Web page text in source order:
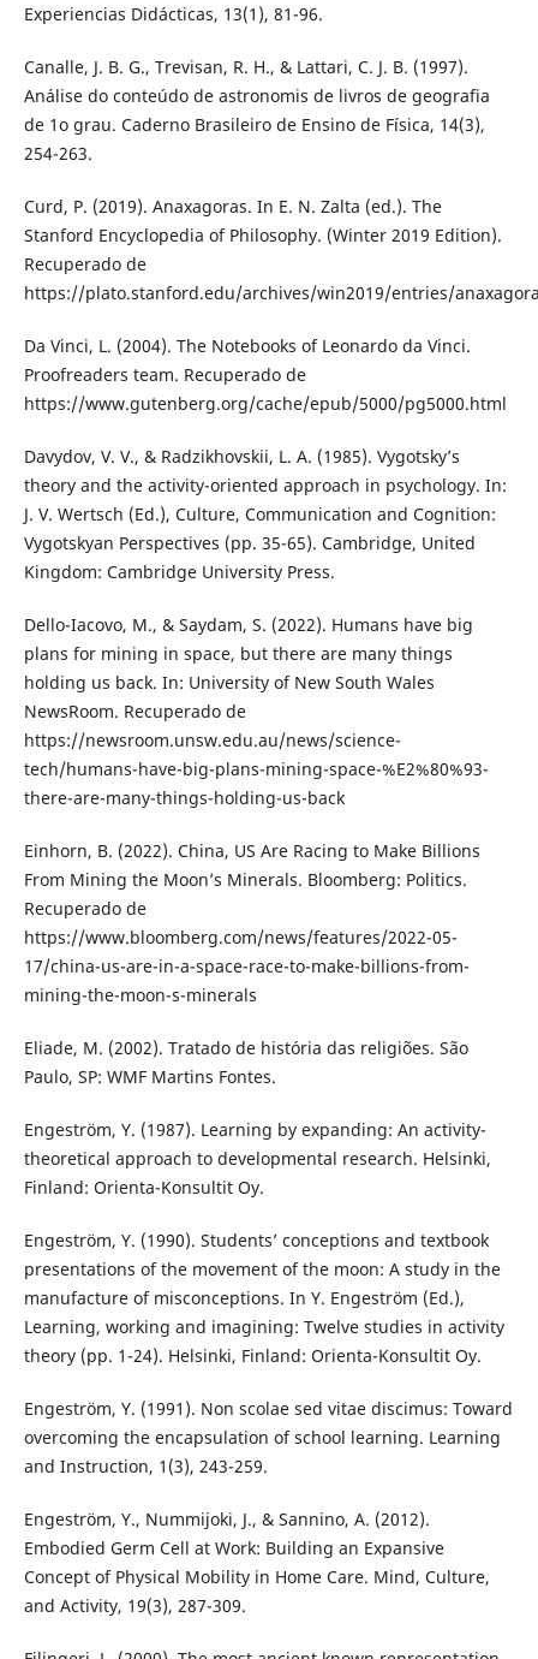
Experiencias Didácticas, 13(1), 81-96.
Canalle, J. B. G., Trevisan, R. H., & Lattari, C. J. B. (1997).
Análise do conteúdo de astronomis de livros de geografia
de 1o grau. Caderno Brasileiro de Ensino de Física, 14(3),
254-263.
Curd, P. (2019). Anaxagoras. In E. N. Zalta (ed.). The
Stanford Encyclopedia of Philosophy. (Winter 2019 Edition).
Recuperado de
https://plato.stanford.edu/archives/win2019/entries/
Da Vinci, L. (2004). The Notebooks of Leonardo da Vinci.
Proofreaders team. Recuperado de
https://www.gutenberg.org/cache/epub/5000/pg5000.html
Davydov, V. V., & Radzikhovskii, L. A. (1985). Vygotsky’s
theory and the activity-oriented approach in psychology. In:
J. V. Wertsch (Ed.), Culture, Communication and Cognition:
Vygotskyan Perspectives (pp. 35-65). Cambridge, United
Kingdom: Cambridge University Press.
Dello-Iacovo, M., & Saydam, S. (2022). Humans have big
plans for mining in space, but there are many things
holding us back. In: University of New South Wales
NewsRoom. Recuperado de
https://newsroom.unsw.edu.au/news/science-
tech/humans-have-big-plans-mining-space-%E2%80%93-
there-are-many-things-holding-us-back
Einhorn, B. (2022). China, US Are Racing to Make Billions
From Mining the Moon’s Minerals. Bloomberg: Politics.
Recuperado de
https://www.bloomberg.com/news/features/2022-05-
17/china-us-are-in-a-space-race-to-make-billions-from-
mining-the-moon-s-minerals
Eliade, M. (2002). Tratado de história das religiões. São
Paulo, SP: WMF Martins Fontes.
Engeström, Y. (1987). Learning by expanding: An activity-
theoretical approach to developmental research. Helsinki,
Finland: Orienta-Konsultit Oy.
Engeström, Y. (1990). Students’ conceptions and textbook
presentations of the movement of the moon: A study in the
manufacture of misconceptions. In Y. Engeström (Ed.),
Learning, working and imagining: Twelve studies in activity
theory (pp. 1-24). Helsinki, Finland: Orienta-Konsultit Oy.
Engeström, Y. (1991). Non scolae sed vitae discimus: Toward
overcoming the encapsulation of school learning. Learning
and Instruction, 1(3), 243-259.
Engeström, Y., Nummijoki, J., & Sannino, A. (2012).
Embodied Germ Cell at Work: Building an Expansive
Concept of Physical Mobility in Home Care. Mind, Culture,
and Activity, 19(3), 287-309.